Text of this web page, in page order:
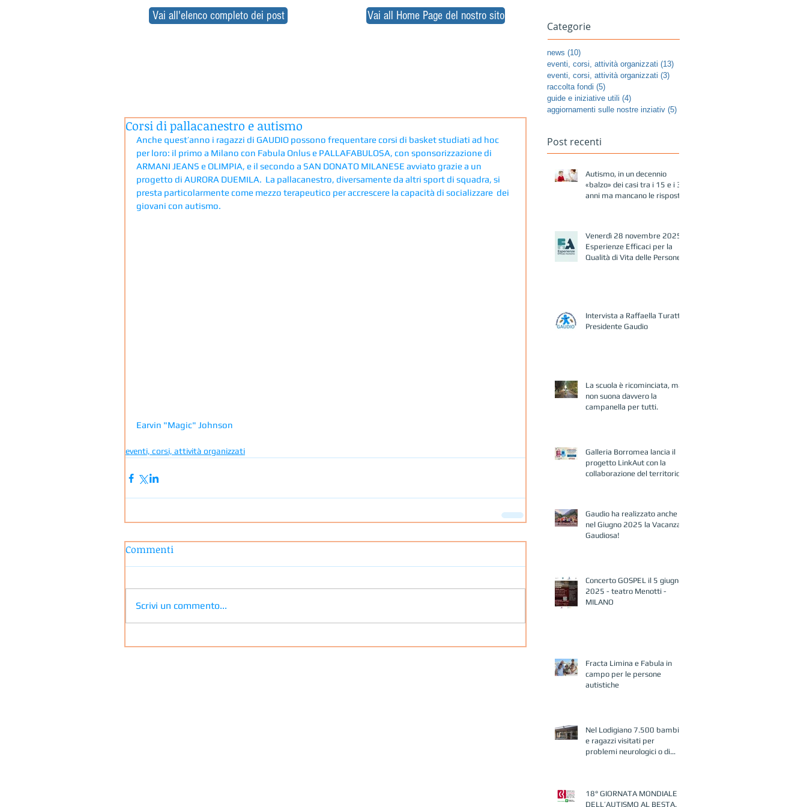
Vai all'elenco completo dei post
Vai all Home Page del nostro sito
Categorie
Corsi di pallacanestro e autismo
Anche quest’anno i ragazzi di GAUDIO possono frequentare corsi di basket studiati ad hoc
per loro: il primo a Milano con Fabula Onlus e PALLAFABULOSA, con sponsorizzazione di
ARMANI JEANS e OLIMPIA, e il secondo a SAN DONATO MILANESE avviato grazie a un
progetto di AURORA DUEMILA.  La pallacanestro, diversamente da altri sport di squadra, si
presta particolarmente come mezzo terapeutico per accrescere la capacità di socializzare  dei
giovani con autismo.
Earvin "Magic" Johnson
eventi, corsi, attività organizzati
Commenti
Scrivi un commento...
news (10)
eventi, corsi, attività organizzati (13)
eventi, corsi, attività organizzati (3)
raccolta fondi (5)
guide e iniziative utili (4)
aggiornamenti sulle nostre inziativ (5)
Post recenti
Autismo, in un decennio
«balzo» dei casi tra i 15 e i 39
anni ma mancano le risposte
Venerdì 28 novembre 2025-
Esperienze Efficaci per la
Qualità di Vita delle Persone
Intervista a Raffaella Turatto,
Presidente Gaudio
La scuola è ricominciata, ma
non suona davvero la
campanella per tutti.
Galleria Borromea lancia il
progetto LinkAut con la
collaborazione del territorio
Gaudio ha realizzato anche
nel Giugno 2025 la Vacanza
Gaudiosa!
Concerto GOSPEL il 5 giugno
2025 - teatro Menotti -
MILANO
Fracta Limina e Fabula in
campo per le persone
autistiche
Nel Lodigiano 7.500 bambini
e ragazzi visitati per
problemi neurologici o di
18° GIORNATA MONDIALE
DELL’AUTISMO AL BESTA.